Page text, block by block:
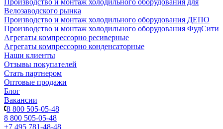
Производство и монтаж холодильного оборудования для
Велозаводского рынка
Производство и монтаж холодильного оборудования ДЕПО
Производство и монтаж холодильного оборудования ФудСити
Агрегаты компрессорно ресиверные
Агрегаты компрессорно конденсаторные
Наши клиенты
Отзывы покупателей
Стать партнером
Оптовые продажи
Блог
Вакансии
8 800 505-05-48
8 800 505-05-48
+7 495 781-48-48